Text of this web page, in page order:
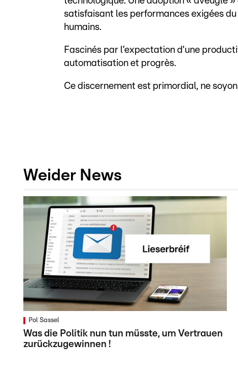
satisfaisant les performances exigées
humains.
Fascinés par l’expectation d’une
automatisation et progrès.
Ce discernement est primordial, ne
Weider News
Pol Sassel
Was die Politik nun tun müsste, um Vertrauen
zurückzugewinnen !